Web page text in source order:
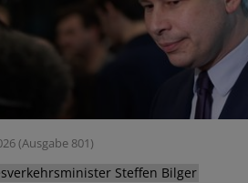
(Ausgabe 801)
Steffen Bilger